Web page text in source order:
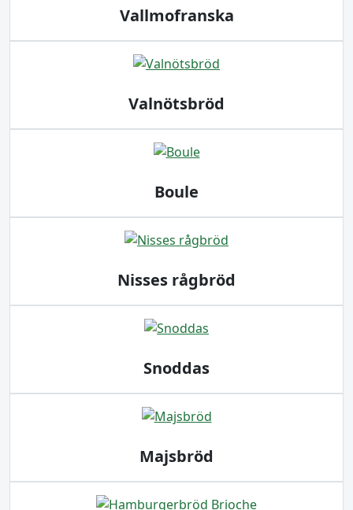
Vallmofranska
Valnötsbröd
Boule
Nisses rågbröd
Snoddas
Majsbröd